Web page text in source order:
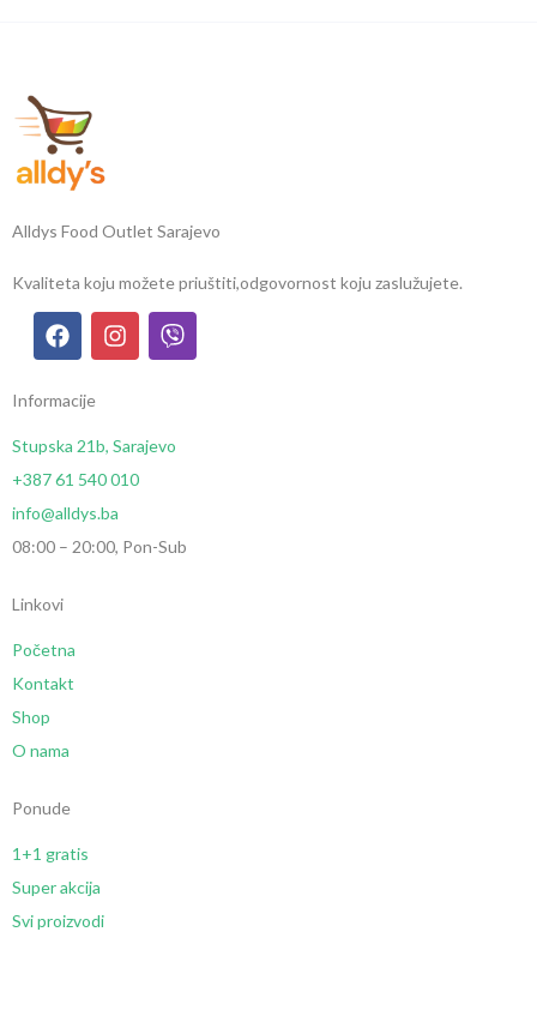
Alldys Food Outlet Sarajevo
Kvaliteta koju možete priuštiti,odgovornost koju zaslužujete.
Informacije
Stupska 21b, Sarajevo
+387 61 540 010
info@alldys.ba
08:00 – 20:00, Pon-Sub
Linkovi
Početna
Kontakt
Shop
O nama
Ponude
1+1 gratis
Super akcija
Svi proizvodi